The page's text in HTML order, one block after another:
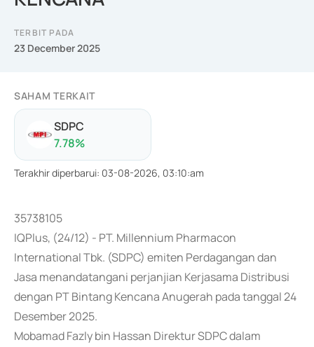
TERBIT PADA
23 December 2025
SAHAM TERKAIT
SDPC
7.78%
Terakhir diperbarui: 03-08-2026, 03:10:am
35738105
IQPlus, (24/12) - PT. Millennium Pharmacon
International Tbk. (SDPC) emiten Perdagangan dan
Jasa menandatangani perjanjian Kerjasama Distribusi
dengan PT Bintang Kencana Anugerah pada tanggal 24
Desember 2025.
Mobamad Fazly bin Hassan Direktur SDPC dalam